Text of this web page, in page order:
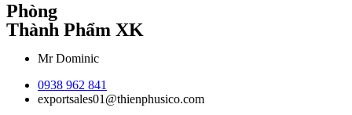
Phòng
Thành Phẩm XK
Mr Dominic
0938 962 841
exportsales01@thienphusico.com